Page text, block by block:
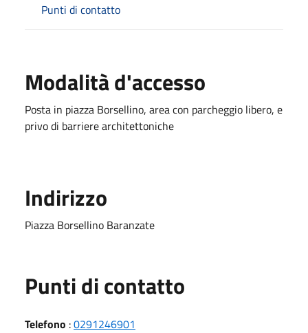
Punti di contatto
Modalità d'accesso
Posta in piazza Borsellino, area con parcheggio libero, e
privo di barriere architettoniche
Indirizzo
Piazza Borsellino Baranzate
Punti di contatto
Telefono :0291246901